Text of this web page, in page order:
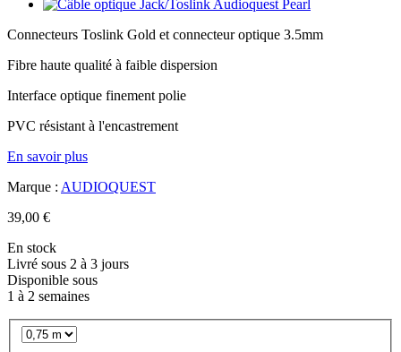
Connecteurs Toslink Gold et connecteur optique 3.5mm
Fibre haute qualité à faible dispersion
Interface optique finement polie
PVC résistant à l'encastrement
En savoir plus
Marque : AUDIOQUEST
39,00 €
En stock
Livré sous 2 à 3 jours
Disponible sous
1 à 2 semaines